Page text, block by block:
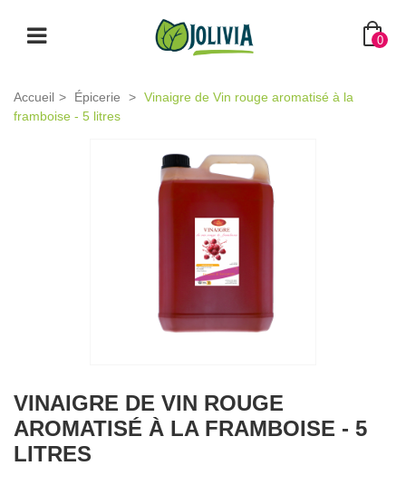
0
Accueil > Épicerie > Vinaigre de Vin rouge aromatisé à la
framboise - 5 litres
VINAIGRE DE VIN ROUGE
AROMATISÉ À LA FRAMBOISE - 5
LITRES